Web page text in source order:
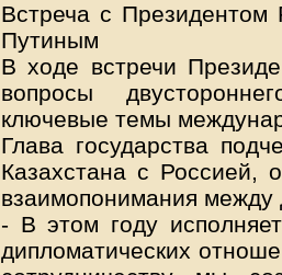
Встреча с
Путиным
В ходе встречи
вопросы
ключевые темы
Глава государства
Казахстана с Россией,
взаимопонимания между
- В этом году
дипломатических